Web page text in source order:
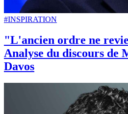
#INSPIRATION
"L'ancien ordre ne
Analyse du discours de
Davos